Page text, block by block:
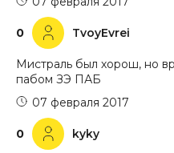
0 TvoyEvrei
Мистраль был хорош, но
пабом ЗЭ ПАБ
0 kyky
07 февраля 2017